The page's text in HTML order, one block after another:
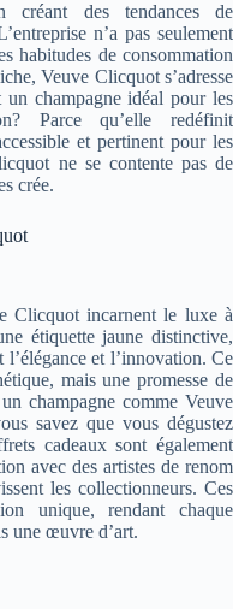
des tendances de
n’a pas seulement
habitudes de consommation
Veuve Clicquot s’adresse
un champagne idéal pour les
Parce qu’elle redéfinit
et pertinent pour les
ne se contente pas de
crée.
Clicquot incarnent le luxe à
étiquette jaune distinctive,
l’élégance et l’innovation. Ce
mais une promesse de
champagne comme Veuve
savez que vous dégustez
cadeaux sont également
avec des artistes de renom
les collectionneurs. Ces
unique, rendant chaque
une œuvre d’art.